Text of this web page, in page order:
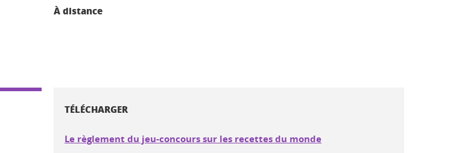
À distance
TÉLÉCHARGER
Le règlement du jeu-concours sur les recettes du monde